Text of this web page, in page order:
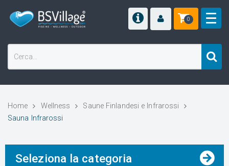
0
Home Wellness
Saune Finlandesi e Infrarossi
Sauna Infrarossi
Seleziona la categoria